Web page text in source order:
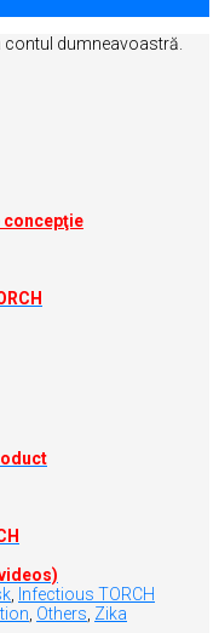
contul dumneavoastră.
concepţie
t
Infectious TORCH
Others Zika